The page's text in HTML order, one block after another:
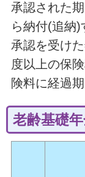
承認された
ら納付(追納)
承認を受け
度以上の保
険料に経過
老齢基礎